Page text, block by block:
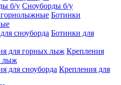
Сноуборды б/у
Ботинки
Ботинки для
Крепления
лыж
Крепления для